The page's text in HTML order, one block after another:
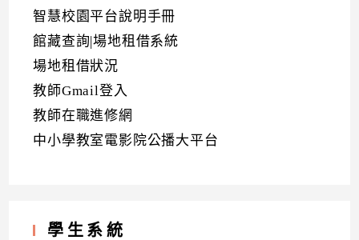
智慧校園平台說明手冊
館藏查詢|場地租借系統
場地租借狀況
教師Gmail登入
教師在職進修網
中小學教室電影院公播大平台
學生系統